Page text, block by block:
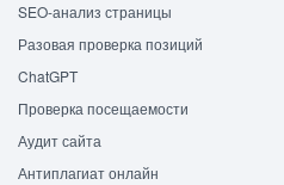
SEO-анализ страницы
Разовая проверка позиций
ChatGPT
Проверка посещаемости
Аудит сайта
Антиплагиат онлайн